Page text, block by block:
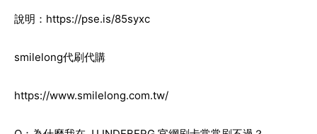
說明： https://pse.is/85syxc
smilelong代刷代購
https://www.smilelong.com.tw/